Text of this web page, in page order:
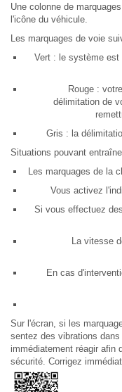
Une colonne de
l'icône du véhicule.
Les marquages de voie
Vert : le système est
Rouge :
délimitation de
Gris : la
Situations pouvant
Les marquages de la
Vous activez
Si vous effectuez
La vitesse
En cas
Sur l'écran, si les
sentez des vibrations
immédiatement réagir afin
sécurité. Corrigez